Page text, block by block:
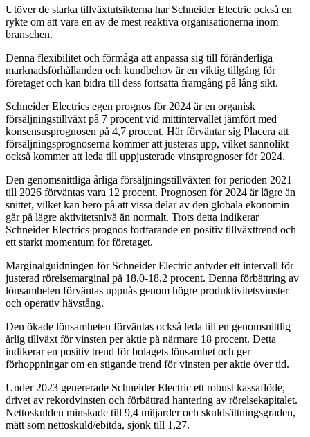
Utöver de starka tillväxtutsikterna har Schneider Electric också en
rykte om att vara en av de mest reaktiva organisationerna inom
branschen.
Denna flexibilitet och förmåga att anpassa sig till föränderliga
marknadsförhållanden och kundbehov är en viktig tillgång för
företaget och kan bidra till dess fortsatta framgång på lång sikt.
Schneider Electrics egen prognos för 2024 är en organisk
försäljningstillväxt på 7 procent vid mittintervallet jämfört med
konsensusprognosen på 4,7 procent. Här förväntar sig Placera att
försäljningsprognoserna kommer att justeras upp, vilket sannolikt
också kommer att leda till uppjusterade vinstprognoser för 2024.
Den genomsnittliga årliga försäljningstillväxten för perioden 2021
till 2026 förväntas vara 12 procent. Prognosen för 2024 är lägre än
snittet, vilket kan bero på att vissa delar av den globala ekonomin
går på lägre aktivitetsnivå än normalt. Trots detta indikerar
Schneider Electrics prognos fortfarande en positiv tillväxttrend och
ett starkt momentum för företaget.
Marginalguidningen för Schneider Electric antyder ett intervall för
justerad rörelsemarginal på 18,0-18,2 procent. Denna förbättring av
lönsamheten förväntas uppnås genom högre produktivitetsvinster
och operativ hävstång.
Den ökade lönsamheten förväntas också leda till en genomsnittlig
årlig tillväxt för vinsten per aktie på närmare 18 procent. Detta
indikerar en positiv trend för bolagets lönsamhet och ger
förhoppningar om en stigande trend för vinsten per aktie över tid.
Under 2023 genererade Schneider Electric ett robust kassaflöde,
drivet av rekordvinsten och förbättrad hantering av rörelsekapitalet.
Nettoskulden minskade till 9,4 miljarder och skuldsättningsgraden,
mätt som nettoskuld/ebitda, sjönk till 1,27.